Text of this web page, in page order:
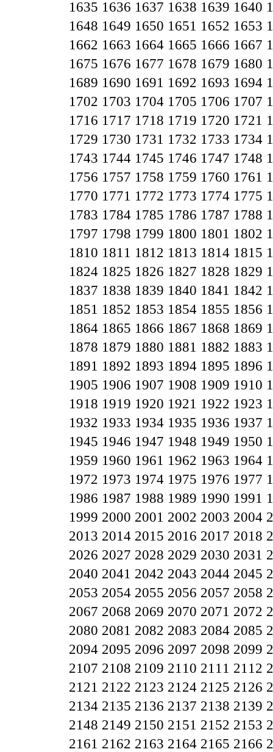
1635 1636 1637 1638 1639 1640
1648 1649 1650 1651 1652 1653
1662 1663 1664 1665 1666 1667
1675 1676 1677 1678 1679 1680
1689 1690 1691 1692 1693 1694
1702 1703 1704 1705 1706 1707
1716 1717 1718 1719 1720 1721
1729 1730 1731 1732 1733 1734
1743 1744 1745 1746 1747 1748
1756 1757 1758 1759 1760 1761
1770 1771 1772 1773 1774 1775
1783 1784 1785 1786 1787 1788
1797 1798 1799 1800 1801 1802
1810 1811 1812 1813 1814 1815
1824 1825 1826 1827 1828 1829
1837 1838 1839 1840 1841 1842
1851 1852 1853 1854 1855 1856
1864 1865 1866 1867 1868 1869
1878 1879 1880 1881 1882 1883
1891 1892 1893 1894 1895 1896
1905 1906 1907 1908 1909 1910
1918 1919 1920 1921 1922 1923
1932 1933 1934 1935 1936 1937
1945 1946 1947 1948 1949 1950
1959 1960 1961 1962 1963 1964
1972 1973 1974 1975 1976 1977
1986 1987 1988 1989 1990 1991
1999 2000 2001 2002 2003 2004
2013 2014 2015 2016 2017 2018
2026 2027 2028 2029 2030 2031
2040 2041 2042 2043 2044 2045
2053 2054 2055 2056 2057 2058
2067 2068 2069 2070 2071 2072
2080 2081 2082 2083 2084 2085
2094 2095 2096 2097 2098 2099
2107 2108 2109 2110 2111 2112
2121 2122 2123 2124 2125 2126
2134 2135 2136 2137 2138 2139
2148 2149 2150 2151 2152 2153
2161 2162 2163 2164 2165 2166